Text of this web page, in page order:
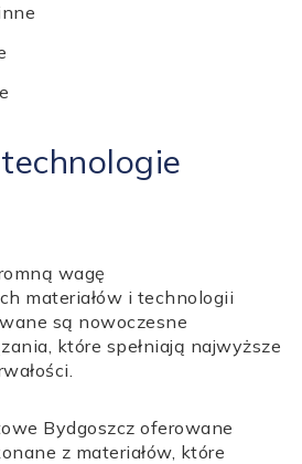
wagę
materiałów i technologii
są nowoczesne
które spełniają najwyższe
Bydgoszcz oferowane
z materiałów, które